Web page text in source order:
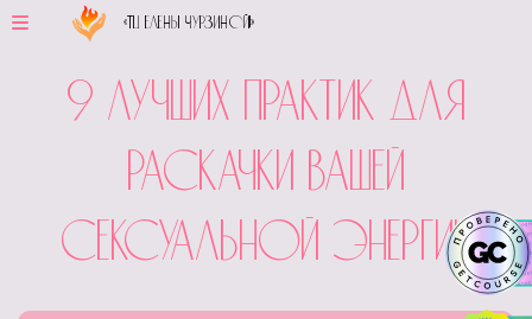
«ТЦ Елены Чурзиной!»
9 лучших практик для
раскачки Вашей
сексуальной энергии